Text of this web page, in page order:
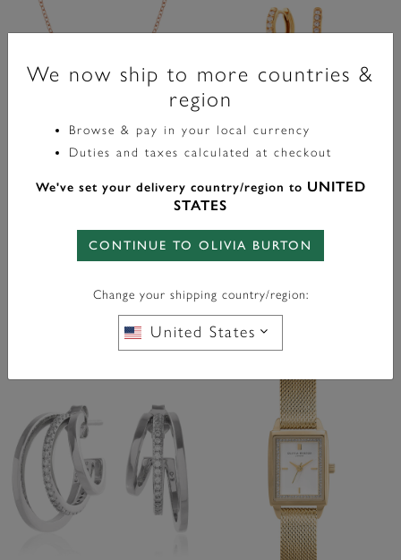
Classic
Collier Classic Bejewelled Interlink
AJOUTER AU PANIER
Celestial
Créoles Moon & Star Or
AJOUTER AU PANIER
We now ship to more countries &
region
Browse & pay in your local currency
Duties and taxes calculated at checkout
We've set your delivery country/region to UNITED
STATES
CONTINUE TO OLIVIA BURTON
Change your shipping country/region:
United States